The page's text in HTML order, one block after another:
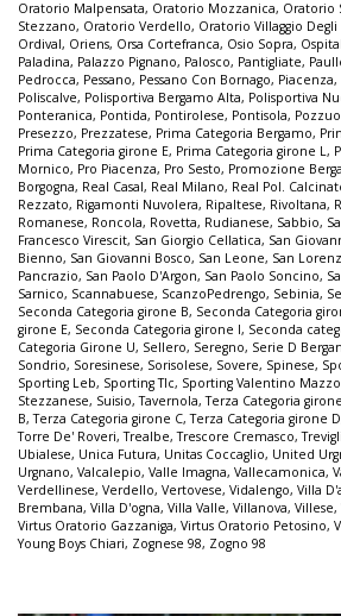
Oratorio Malpensata, Oratorio Mozzanica, Oratorio
Stezzano, Oratorio Verdello, Oratorio Villaggio Degli
Ordival, Oriens, Orsa Cortefranca, Osio Sopra,
Paladina, Palazzo Pignano, Palosco, Pantigliate,
Pedrocca, Pessano, Pessano Con Bornago, Piacenza,
Poliscalve, Polisportiva Bergamo Alta, Polisportiva
Ponteranica, Pontida, Pontirolese, Pontisola,
Presezzo, Prezzatese, Prima Categoria Bergamo,
Prima Categoria girone E, Prima Categoria girone L ,
Mornico, Pro Piacenza, Pro Sesto, Promozione
Borgogna, Real Casal, Real Milano, Real Pol.
Rezzato, Rigamonti Nuvolera, Ripaltese, Rivoltana,
Romanese, Roncola, Rovetta, Rudianese, Sabbio,
Francesco Virescit, San Giorgio Cellatica, San
Bienno, San Giovanni Bosco, San Leone, San
Pancrazio, San Paolo D'Argon, San Paolo Soncino,
Sarnico, Scannabuese, ScanzoPedrengo, Sebinia,
Seconda Categoria girone B, Seconda Categoria
girone E, Seconda Categoria girone I, Seconda
Categoria Girone U, Sellero, Seregno, Serie D
Sondrio, Soresinese, Sorisolese, Sovere, Spinese,
Sporting Leb, Sporting Tlc, Sporting Valentino
Stezzanese, Suisio,Tavernola,Terza Categoria
B,Terza Categoria girone C,Terza Categoria girone D
Torre De' Roveri,Trealbe,Trescore Cremasco,
Ubialese, Unica Futura, Unitas Coccaglio, United
Urgnano, Valcalepio, Valle Imagna, Vallecamonica,
Verdellinese, Verdello, Vertovese, Vidalengo, Villa
Brembana, Villa D'ogna, Villa Valle, Villanova, Villese,
Virtus Oratorio Gazzaniga, Virtus Oratorio Petosino,
Young Boys Chiari, Zognese 98, Zogno 98